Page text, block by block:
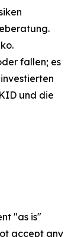
fallen; es
und die
"as is"
accept any